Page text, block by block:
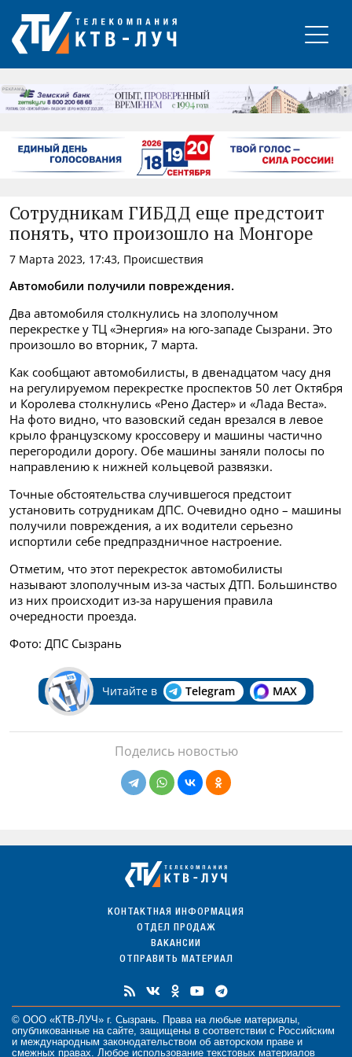
РЕКЛАМА
Сотрудникам ГИБДД еще предстоит
понять, что произошло на Монгоре
7 Марта 2023, 17:43, Происшествия
Автомобили получили повреждения.
Два автомобиля столкнулись на злополучном
перекрестке у ТЦ «Энергия» на юго-западе Сызрани. Это
произошло во вторник, 7 марта.
Как сообщают автомобилисты, в двенадцатом часу дня
на регулируемом перекрестке проспектов 50 лет Октября
и Королева столкнулись «Рено Дастер» и «Лада Веста».
На фото видно, что вазовский седан врезался в левое
крыло французскому кроссоверу и машины частично
перегородили дорогу. Обе машины заняли полосы по
направлению к нижней кольцевой развязки.
Точные обстоятельства случившегося предстоит
установить сотрудникам ДПС. Очевидно одно – машины
получили повреждения, а их водители серьезно
испортили себе предпраздничное настроение.
Отметим, что этот перекресток автомобилисты
называют злополучным из-за частых ДТП. Большинство
из них происходит из-за нарушения правила
очередности проезда.
Фото: ДПС Сызрань
Читайте в Telegram MAX
Поделись новостью
КОНТАКТНАЯ ИНФОРМАЦИЯ
ОТДЕЛ ПРОДАЖ
ВАКАНСИИ
ОТПРАВИТЬ МАТЕРИАЛ
© ООО «КТВ-ЛУЧ» г. Сызрань. Права на любые материалы
опубликованные на сайте, защищены в соответствии с Российским
и международным законодательством об авторском праве и
смежных правах. Любое использование текстовых материалов